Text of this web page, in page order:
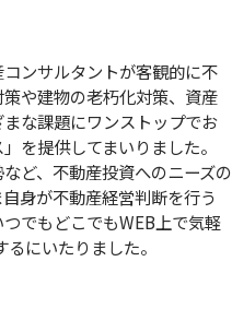
ンサルタントが客観的に不
や建物の老朽化対策、資産
な課題にワンストップでお
を提供してまいりました。
ど、不動産投資へのニーズの
身が不動産経営判断を行う
でもどこでもWEB上で気軽
にいたりました。